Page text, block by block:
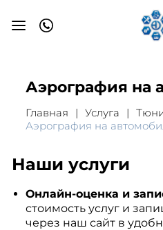
Аэрография на
Главная Услуга
Аэрография на
Наши услуги
Онлайн-оценка и
стоимость услуг и
через наш сайт в